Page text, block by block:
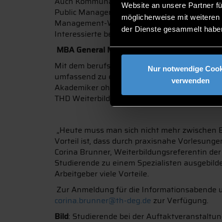
Website an unsere Partner
möglicherweise mit
der Dienste gesammelt
Nur notwendige
verwenden
Public Management richtet sich an Fach-
Management-Wissen erweitern und sich
Interessierte beim Informationsabend ab
MBA General Management
Mit dem berufsbegleitenden MBA General
umfassend zu eine gefragten
Akademiker ohne betriebswirtschaftlichen
THD Weiterbildungszentrum über den
„Heute muss man sich nicht mehr
Vorteil ist, dass durch praxisnahe
Corina Brunner, Weiterbildungsreferentin
Studierende zu einem Spezialisten
Arbeitgeber viele Vorteile.
Zur Anmeldung für die Informationsabende
corina.brunner@th-deg.de zur Verfügung.
Bild: Studierende bei der